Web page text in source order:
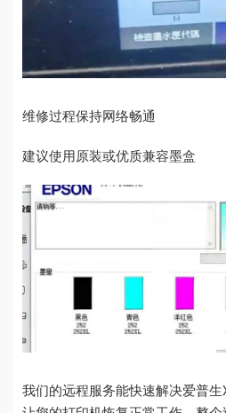
维修过程保持网络畅通
建议使用原装或优质兼容墨盒
我们的远程服务能快速解决爱普